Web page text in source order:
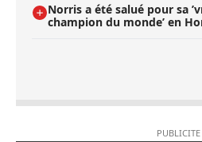
Norris a été salué pour sa
champion du monde’ en